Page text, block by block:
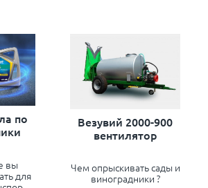
по
вы
для
Везувий 2000-900
вентилятор
Чем опрыскивать сады и
виноградники ?